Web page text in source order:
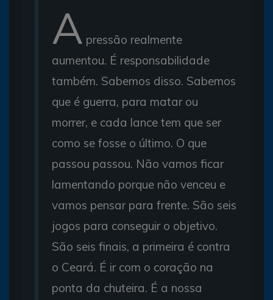
A pressão realmente
aumentou. É responsabilidade
também. Sabemos disso. Sabemos
que é guerra, para matar ou
morrer, e cada lance tem que ser
como se fosse o último. O que
passou passou. Não vamos ficar
lamentando porque não venceu e
vamos pensar para frente. São seis
jogos para conseguir o objetivo.
São seis finais, a primeira é contra
o Ceará. É ir com o coração na
ponta da chuteira. É a nossa